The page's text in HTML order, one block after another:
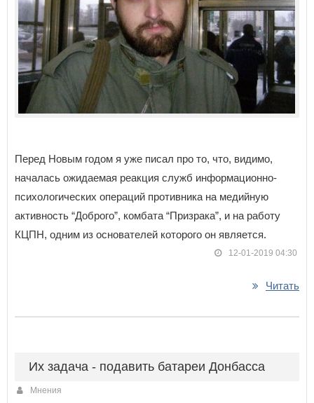
Перед Новым годом я уже писал про то, что, видимо,
началась ожидаемая реакция служб информационно-
психологических операций противника на медийную
активность “Доброго”, комбата “Призрака”, и на работу
КЦПН, одним из основателей которого он является.
12-01-2019 04:30
Читать
Их задача - подавить батареи Донбасса
Мнения